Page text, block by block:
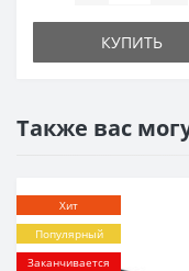
КУПИТЬ
Также вас
Хит
Популярный
Заканчивается